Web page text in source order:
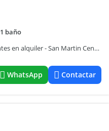
1 baño
Departamento semipiso de 2 ambientes en alquiler - San Martin Centro
WhatsApp Contactar